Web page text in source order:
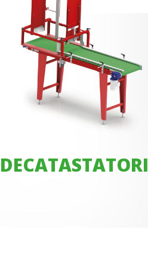
DECATASTATORI